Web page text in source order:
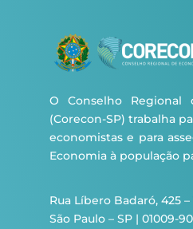
O Conselho Regional
(Corecon-SP) trabalha
economistas e para
Economia à população
Rua Líbero Badaró, 425
São Paulo – SP | 01009-